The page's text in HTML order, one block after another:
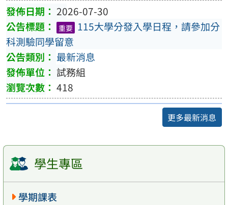
2026-07-30
重要 115大學分發入學日程，請參加分
科測驗同學留意
最新消息
試務組
418
更多最新消息
學生專區
學期課表